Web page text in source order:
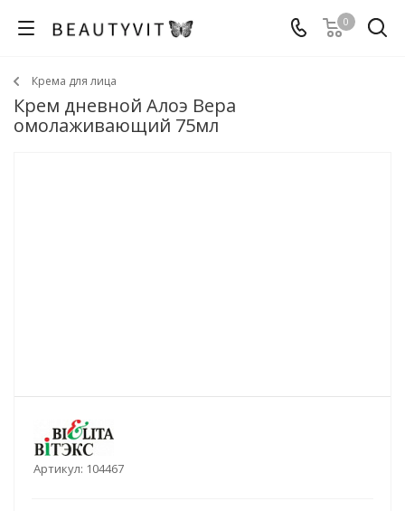
0
Крема для лица
Крем дневной Алоэ Вера
омолаживающий 75мл
Артикул: 104467